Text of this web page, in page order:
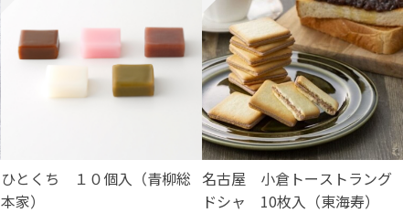
ひとくち １０個入（青柳総
本家）
名古屋 小倉トーストラング
ドシャ 10枚入（東海寿）